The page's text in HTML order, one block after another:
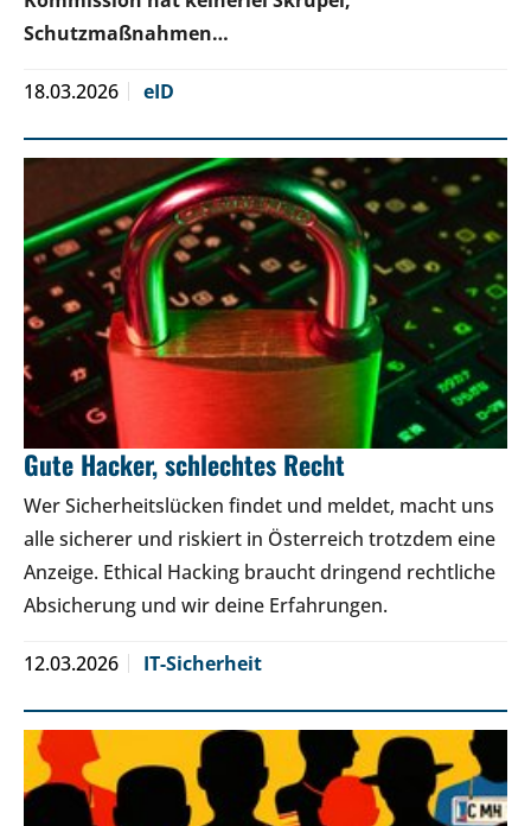
Schutzmaßnahmen…
18.03.2026 eID
Gute Hacker, schlechtes Recht
Wer Sicherheitslücken findet und meldet, macht uns
alle sicherer und riskiert in Österreich trotzdem eine
Anzeige. Ethical Hacking braucht dringend rechtliche
Absicherung und wir deine Erfahrungen.
12.03.2026 IT-Sicherheit